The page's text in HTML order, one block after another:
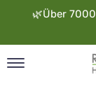
🌿Über